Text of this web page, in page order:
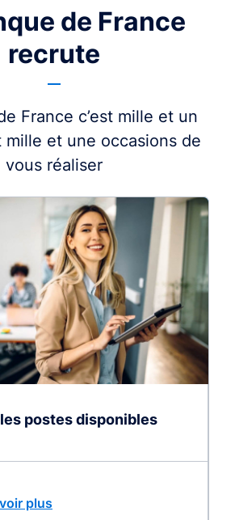
de France
recrute
France c’est mille et un
mille et une occasions de
vous réaliser
postes disponibles
plus